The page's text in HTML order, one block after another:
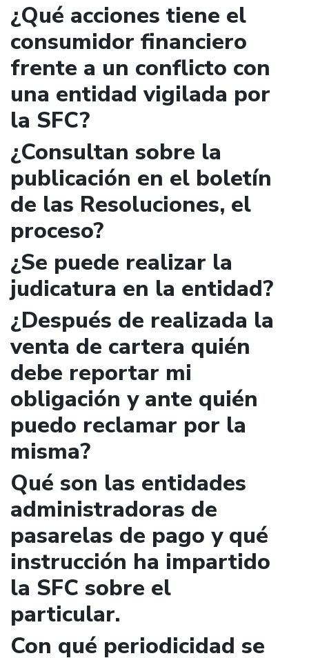
¿Qué acciones tiene el
consumidor financiero
frente a un conflicto con
una entidad vigilada por
la SFC?
¿Consultan sobre la
publicación en el boletín
de las Resoluciones, el
proceso?
¿Se puede realizar la
judicatura en la entidad?
¿Después de realizada la
venta de cartera quién
debe reportar mi
obligación y ante quién
puedo reclamar por la
misma?
Qué son las entidades
administradoras de
pasarelas de pago y qué
instrucción ha impartido
la SFC sobre el
particular.
Con qué periodicidad se